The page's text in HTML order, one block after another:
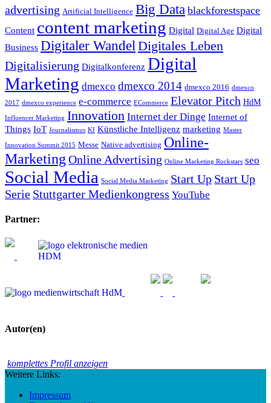
advertising Artificial Intelligence Big Data blackforestspace
Content content marketing Digital Digital Age Digital
Business Digitaler Wandel Digitales Leben
Digitalisierung Digitalkonferenz Digital
Marketing dmexco dmexco 2014 dmexco 2016 dmexco
2017 dmexco experience e-commerce ECommerce Elevator Pitch HdM
Influencer Marketing Innovation Internet der Dinge Internet of
Things IoT Journalismus KI Künstliche Intelligenz marketing Master
Innovation Summit 2015 Messe Native advertising Online-
Marketing Online Advertising Online Marketing Rockstars seo
Social Media Social Media Marketing Start Up Start Up
Serie Stuttgarter Medienkongress YouTube
Partner:
Autor(en)
komplettes Profil anzeigen
Weitere Links:
Impressum